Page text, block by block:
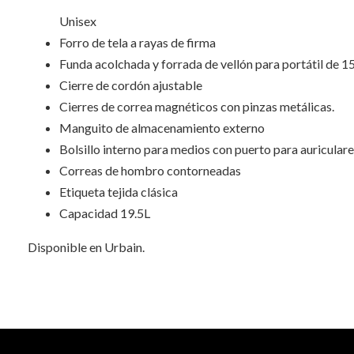
Unisex
Forro de tela a rayas de firma
Funda acolchada y forrada de vellón para portátil de
Cierre de cordón ajustable
Cierres de correa magnéticos con pinzas metálicas.
Manguito de almacenamiento externo
Bolsillo interno para medios con puerto para
Correas de hombro contorneadas
Etiqueta tejida clásica
Capacidad 19.5L
Disponible en Urbain.
Peso